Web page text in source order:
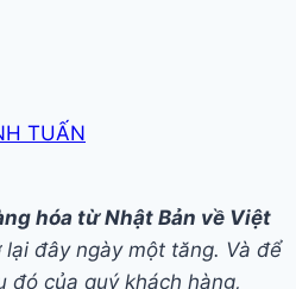
TUẤN
hóa từ Nhật Bản về Việt
đây ngày một tăng. Và để
đó của quý khách hàng,